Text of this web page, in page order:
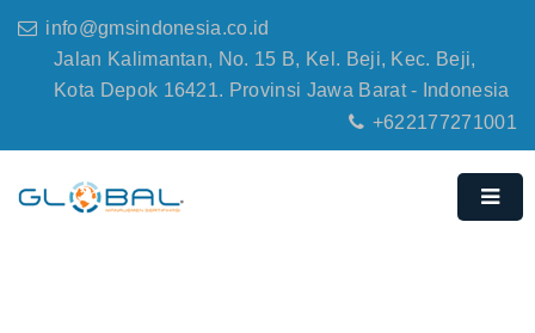
info@gmsindonesia.co.id
Jalan Kalimantan, No. 15 B, Kel. Beji, Kec. Beji,
Kota Depok 16421. Provinsi Jawa Barat - Indonesia
+622177271001